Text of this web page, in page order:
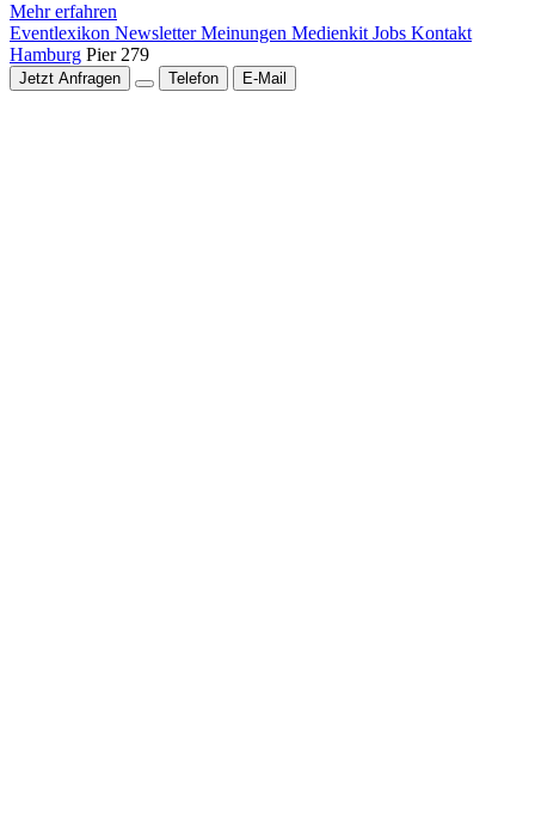
Mehr erfahren
Eventlexikon NewsletterMeinungen Medienkit Jobs Kontakt
Hamburg Pier 279
Jetzt Anfragen Telefon E-Mail